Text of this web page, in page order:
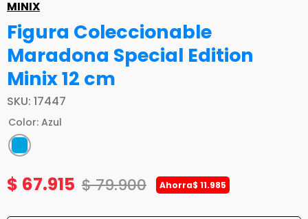
MINIX
Figura Coleccionable
Maradona Special Edition
Minix 12 cm
SKU: 17447
Color: Azul
$ 67.915 $79.900 Ahorra$ 11.985